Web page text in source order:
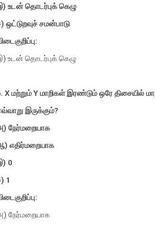
உடன் தொடர்புக் கெழு
ஒட்டுறவுச் சமன்பாடு
உடன் தொடர்புக் கெழு
X மற்றும் Y மாறிகள் இரண்டும் ஒரே திசையில்
இருக்கும்?
நேர்மறையாக
எதிர்மறையாக
0
1
நேர்மறையாக